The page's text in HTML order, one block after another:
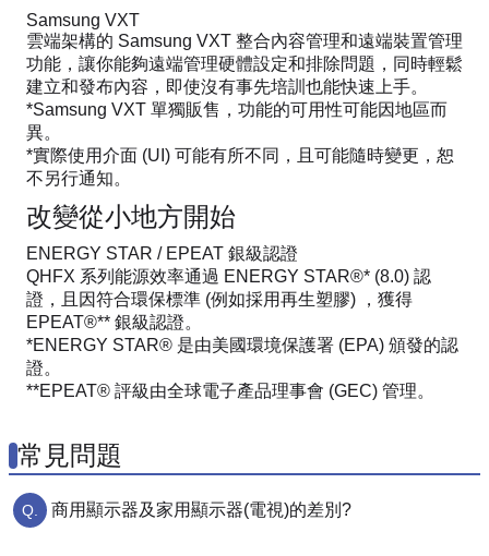
Samsung VXT
雲端架構的 Samsung VXT 整合內容管理和遠端裝置管理
功能，讓你能夠遠端管理硬體設定和排除問題，同時輕鬆
建立和發布內容，即使沒有事先培訓也能快速上手。
*Samsung VXT 單獨販售，功能的可用性可能因地區而
異。
*實際使用介面 (UI) 可能有所不同，且可能隨時變更，恕
不另行通知。
改變從小地方開始
ENERGY STAR / EPEAT 銀級認證
QHFX 系列能源效率通過 ENERGY STAR®* (8.0) 認
證，且因符合環保標準 (例如採用再生塑膠) ，獲得
EPEAT®** 銀級認證。
*ENERGY STAR® 是由美國環境保護署 (EPA) 頒發的認
證。
**EPEAT® 評級由全球電子產品理事會 (GEC) 管理。
常見問題
商用顯示器及家用顯示器(電視)的差別?